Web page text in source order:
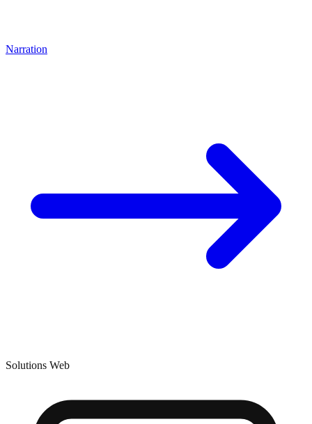
Narration
Solutions Web